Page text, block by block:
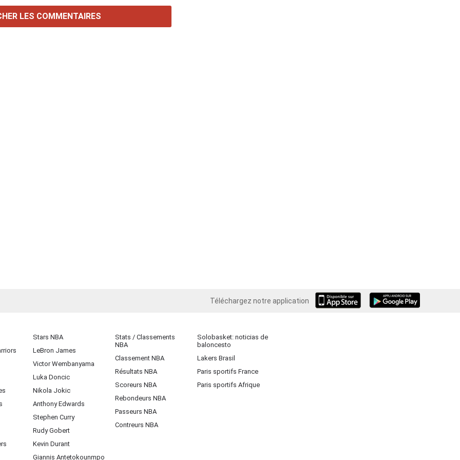
LES COMMENTAIRES
Téléchargez notre application
iOS Android
Stars NBA
LeBron James
Victor Wembanyama
Luka Doncic
Nikola Jokic
Anthony Edwards
Stephen Curry
Rudy Gobert
Kevin Durant
Giannis Antetokounmpo
Stats / Classements
NBA
Classement NBA
Résultats NBA
Scoreurs NBA
Rebondeurs NBA
Passeurs NBA
Contreurs NBA
Solobasket: noticias de
baloncesto
Lakers Brasil
Paris sportifs France
Paris sportifs Afrique